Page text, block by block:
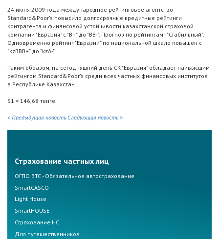
24 июня 2009 года международное рейтинговое агентство
Standard&Poor's повысило долгосрочные кредитные рейтинги
контрагента и финансовой устойчивости казахстанской страховой
компании "Евразия" с "В+" до "BB-". Прогноз по рейтингам - "Стабильный".
Одновременно рейтинг "Евразии" по национальной шкале повышен с
"kzВВВ+" до "kzA-".
Таким образом, на сегодняшний день СК "Евразия" обладает наивысшим
рейтингом Standard&Poor's среди всех частных финансовых институтов
в Республике Казахстан.
$1 = 146,68 тенге.
< Предыдущая новость Следующая новость >
Страхование частных лиц
ОГПО ВТС - Обязательное автострахование
SmartCASCO
Light House
SmartHOUSE
Страхование НС
Для путешественников